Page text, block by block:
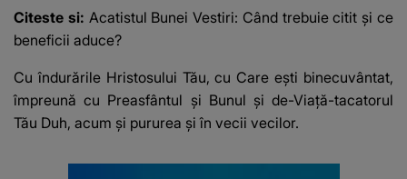
Citeste si: Acatistul Bunei Vestiri: Când trebuie citit şi ce
beneficii aduce?
Cu îndurările Hristosului Tău, cu Care ești binecuvântat,
împreună cu Preasfântul și Bunul și de-Viață-tacatorul
Tău Duh, acum și pururea și în vecii vecilor.